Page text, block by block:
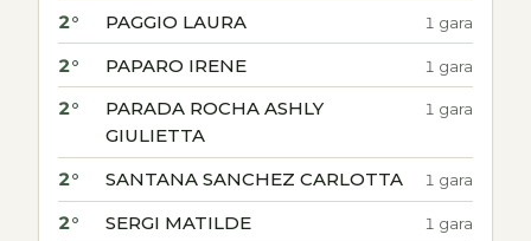
2° PAGGIO LAURA 1 gara
2° PAPARO IRENE 1 gara
2°
PARADA ROCHA ASHLY
GIULIETTA
1 gara
2° SANTANA SANCHEZ CARLOTTA 1 gara
2° SERGI MATILDE 1 gara